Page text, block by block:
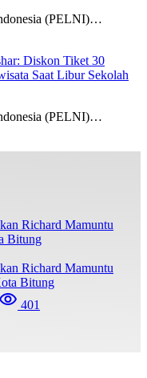
(PELNI)…
Diskon Tiket 30
Saat Libur Sekolah
(PELNI)…
Richard Mamuntu
Bitung
401